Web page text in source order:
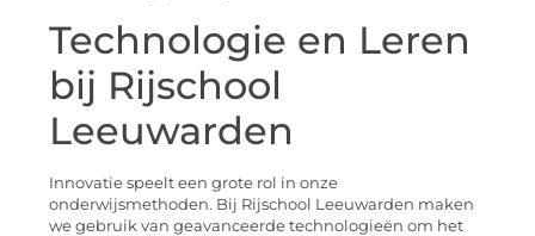
Technologie en Leren
bij Rijschool
Leeuwarden
Innovatie speelt een grote rol in onze
onderwijsmethoden. Bij Rijschool Leeuwarden maken
we gebruik van geavanceerde technologieën om het